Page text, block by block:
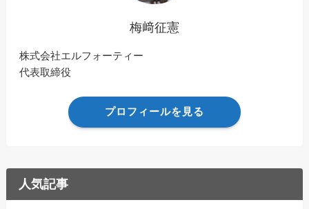
梅﨑征憲
株式会社エルフォーティー
代表取締役
プロフィールを見る
人気記事